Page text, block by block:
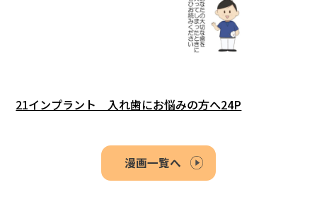
21インプラント 入れ歯にお悩みの方へ24P
漫画一覧へ